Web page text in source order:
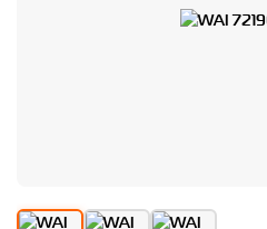
Особистий кабінет